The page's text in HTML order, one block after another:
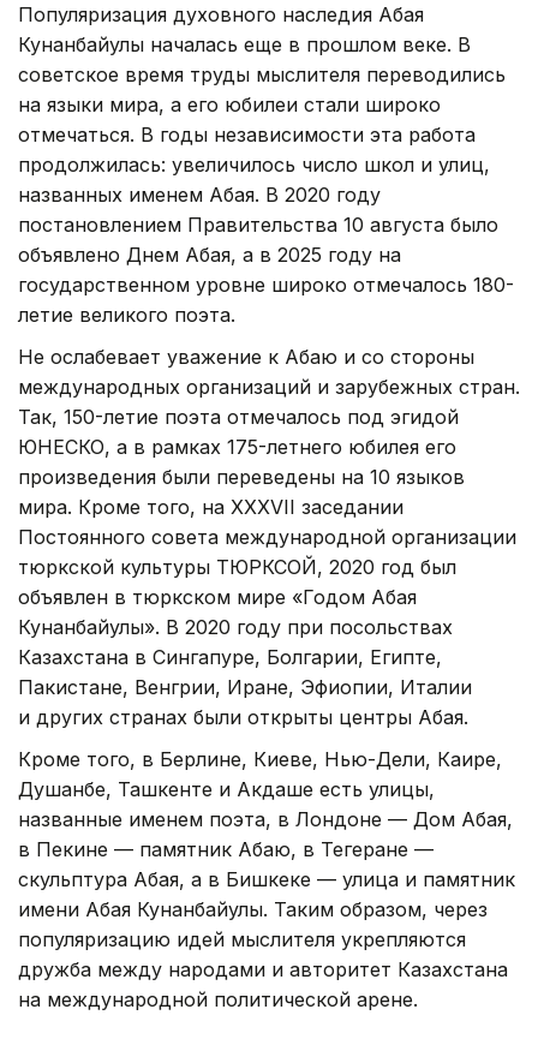
Популяризация духовного наследия Абая
Кунанбайулы началась еще в прошлом веке. В
советское время труды мыслителя переводились
на языки мира, а его юбилеи стали широко
отмечаться. В годы независимости эта работа
продолжилась: увеличилось число школ и улиц,
названных именем Абая. В 2020 году
постановлением Правительства 10 августа было
объявлено Днем Абая, а в 2025 году на
государственном уровне широко отмечалось 180-
летие великого поэта.
Не ослабевает уважение к Абаю и со стороны
международных организаций и зарубежных стран.
Так, 150-летие поэта отмечалось под эгидой
ЮНЕСКО, а в рамках 175-летнего юбилея его
произведения были переведены на 10 языков
мира. Кроме того, на XXXVII заседании
Постоянного совета международной организации
тюркской культуры ТЮРКСОЙ, 2020 год был
объявлен в тюркском мире «Годом Абая
Кунанбайулы». В 2020 году при посольствах
Казахстана в Сингапуре, Болгарии, Египте,
Пакистане, Венгрии, Иране, Эфиопии, Италии
и других странах были открыты центры Абая.
Кроме того, в Берлине, Киеве, Нью-Дели, Каире,
Душанбе, Ташкенте и Акдаше есть улицы,
названные именем поэта, в Лондоне — Дом Абая,
в Пекине — памятник Абаю, в Тегеране —
скульптура Абая, а в Бишкеке — улица и памятник
имени Абая Кунанбайулы. Таким образом, через
популяризацию идей мыслителя укрепляются
дружба между народами и авторитет Казахстана
на международной политической арене.